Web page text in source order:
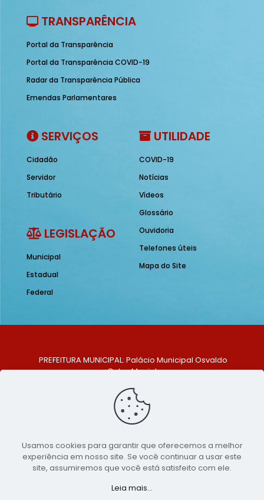
TRANSPARÊNCIA
Portal da Transparência
Portal da Transparência COVID-19
Radar da Transparência Pública
Emendas Parlamentares
SERVIÇOS
Cidadão
Servidor
Tributário
LEGISLAÇÃO
Municipal
Estadual
Federal
UTILIDADE
COVID-19
Notícias
Vídeos
Glossário
Ouvidoria
Telefones úteis
Mapa do Site
PREFEITURA MUNICIPAL: Palácio Municipal Osvaldo
Celso Maciel
Centro, São Bento do Una - PE. CEP: 553370-128
TELEFONE: (81) 99548-1569
E-MAIL: ouvidoria@saobentodouna.pe.gov.br
Copyright 2021-2026 - Assessoria de Comunicação da
Prefeitura de São Bento do Una - PE
Usamos cookies para garantir que oferecemos a melhor
experiência em nosso site. Se você continuar a usar este
site, assumiremos que você está satisfeito com ele.
Leia mais...